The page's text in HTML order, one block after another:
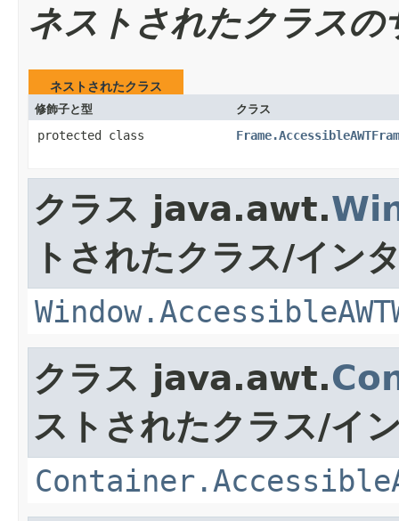
ネストされたクラスの
ネストされたクラス
修飾子と型 クラス
protected class
クラス java.awt.
トされたクラス/イン
クラス java.awt.
ストされたクラス/イ